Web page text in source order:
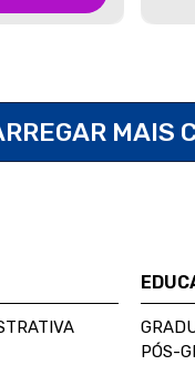
MAIS
PÓS-